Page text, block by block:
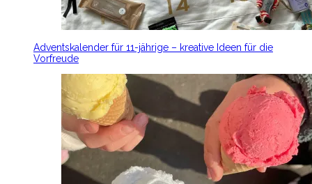
Adventskalender für 11-jährige – kreative Ideen für die
Vorfreude